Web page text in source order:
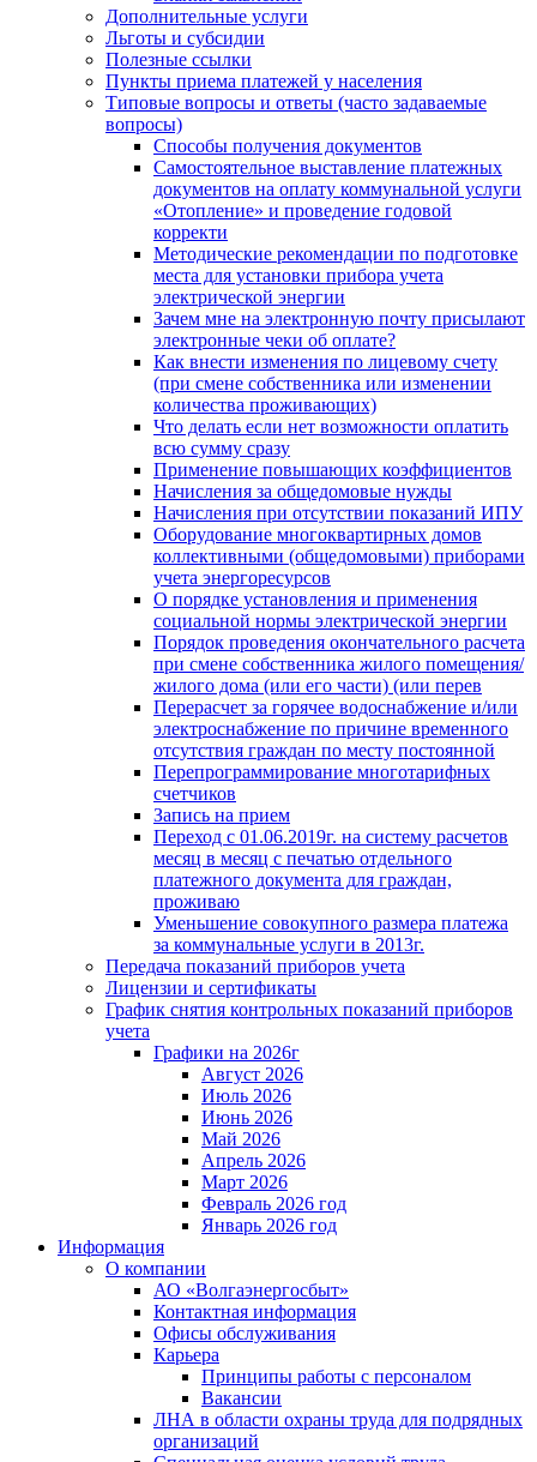
Дополнительные услуги
Льготы и субсидии
Полезные ссылки
Пункты приема платежей у населения
Типовые вопросы и ответы (часто задаваемые
вопросы)
Способы получения документов
Самостоятельное выставление платежных
документов на оплату коммунальной услуги
«Отопление» и проведение годовой
корректи
Методические рекомендации по подготовке
места для установки прибора учета
электрической энергии
Зачем мне на электронную почту присылают
электронные чеки об оплате?
Как внести изменения по лицевому счету
(при смене собственника или изменении
количества проживающих)
Что делать если нет возможности оплатить
всю сумму сразу
Применение повышающих коэффициентов
Начисления за общедомовые нужды
Начисления при отсутствии показаний ИПУ
Оборудование многоквартирных домов
коллективными (общедомовыми) приборами
учета энергоресурсов
О порядке установления и применения
социальной нормы электрической энергии
Порядок проведения окончательного расчета
при смене собственника жилого помещения/
жилого дома (или его части) (или перев
Перерасчет за горячее водоснабжение и/или
электроснабжение по причине временного
отсутствия граждан по месту постоянной
Перепрограммирование многотарифных
счетчиков
Запись на прием
Переход с 01.06.2019г. на систему расчетов
месяц в месяц с печатью отдельного
платежного документа для граждан,
проживаю
Уменьшение совокупного размера платежа
за коммунальные услуги в 2013г.
Передача показаний приборов учета
Лицензии и сертификаты
График снятия контрольных показаний приборов
учета
Графики на 2026г
Август 2026
Июль 2026
Июнь 2026
Май 2026
Апрель 2026
Март 2026
Февраль 2026 год
Январь 2026 год
Информация
О компании
АО «Волгаэнергосбыт»
Контактная информация
Офисы обслуживания
Карьера
Принципы работы с персоналом
Вакансии
ЛНА в области охраны труда для подрядных
организаций